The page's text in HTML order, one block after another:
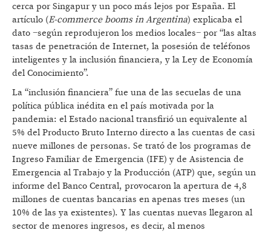
cerca por Singapur y un poco más lejos por España. El
artículo (E-commerce booms in Argentina) explicaba el
dato −según reprodujeron los medios locales− por “las altas
tasas de penetración de Internet, la posesión de teléfonos
inteligentes y la inclusión financiera, y la Ley de Economía
del Conocimiento”.
La “inclusión financiera” fue una de las secuelas de una
política pública inédita en el país motivada por la
pandemia: el Estado nacional transfirió un equivalente al
5% del Producto Bruto Interno directo a las cuentas de casi
nueve millones de personas. Se trató de los programas de
Ingreso Familiar de Emergencia (IFE) y de Asistencia de
Emergencia al Trabajo y la Producción (ATP) que, según un
informe del Banco Central, provocaron la apertura de 4,8
millones de cuentas bancarias en apenas tres meses (un
10% de las ya existentes). Y las cuentas nuevas llegaron al
sector de menores ingresos, es decir, al menos